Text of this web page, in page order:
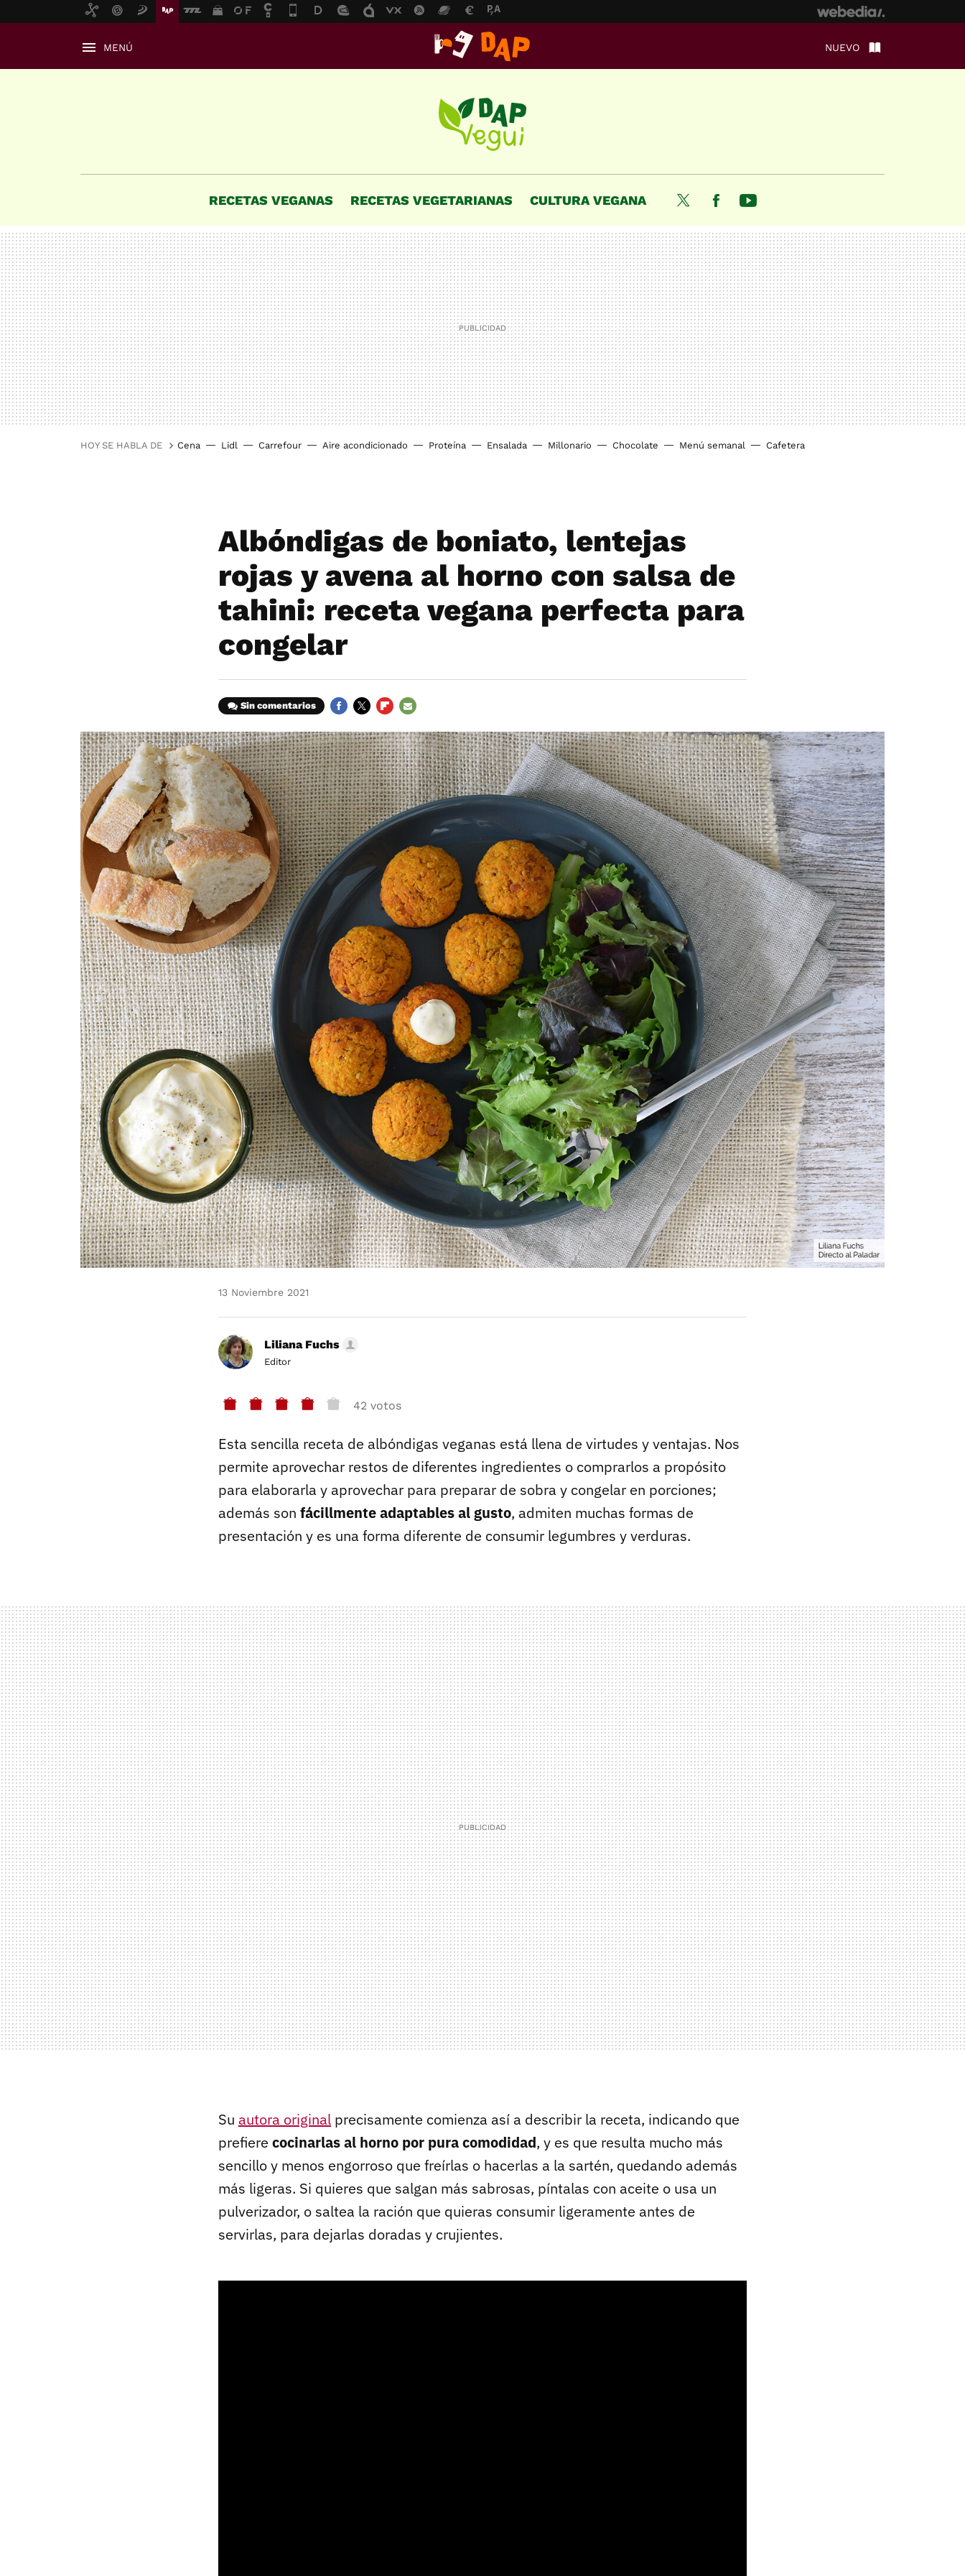
MENÚ NUEVO
RECETAS VEGANAS RECETAS VEGETARIANAS CULTURA VEGANA Twitter FacebookYoutube
HOY SE HABLA DE Cena Lidl Carrefour Aire acondicionado Proteína Ensalada Millonario Chocolate Menú semanal Cafetera
Albóndigas de boniato, lentejas
rojas y avena al horno con salsa de
tahini: receta vegana perfecta para
congelar
Sin comentarios
MAIL
13 Noviembre 2021
Liliana Fuchs
Editor
42 votos
Esta sencilla receta de albóndigas veganas está llena de virtudes y ventajas. Nos
permite aprovechar restos de diferentes ingredientes o comprarlos a propósito
para elaborarla y aprovechar para preparar de sobra y congelar en porciones;
además son fácillmente adaptables al gusto, admiten muchas formas de
presentación y es una forma diferente de consumir legumbres y verduras.
Su autora original precisamente comienza así a describir la receta, indicando que
prefiere cocinarlas al horno por pura comodidad, y es que resulta mucho más
sencillo y menos engorroso que freírlas o hacerlas a la sartén, quedando además
más ligeras. Si quieres que salgan más sabrosas, píntalas con aceite o usa un
pulverizador, o saltea la ración que quieras consumir ligeramente antes de
servirlas, para dejarlas doradas y crujientes.